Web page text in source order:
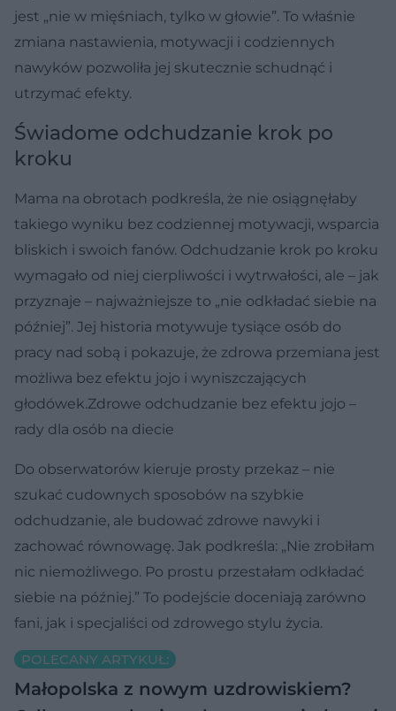
jest „nie w mięśniach, tylko w głowie”. To właśnie
zmiana nastawienia, motywacji i codziennych
nawyków pozwoliła jej skutecznie schudnąć i
utrzymać efekty.
Świadome odchudzanie krok po
kroku
Mama na obrotach podkreśla, że nie osiągnęłaby
takiego wyniku bez codziennej motywacji, wsparcia
bliskich i swoich fanów. Odchudzanie krok po kroku
wymagało od niej cierpliwości i wytrwałości, ale – jak
przyznaje – najważniejsze to „nie odkładać siebie na
później”. Jej historia motywuje tysiące osób do
pracy nad sobą i pokazuje, że zdrowa przemiana jest
możliwa bez efektu jojo i wyniszczających
głodówek.Zdrowe odchudzanie bez efektu jojo –
rady dla osób na diecie
Do obserwatorów kieruje prosty przekaz – nie
szukać cudownych sposobów na szybkie
odchudzanie, ale budować zdrowe nawyki i
zachować równowagę. Jak podkreśla: „Nie zrobiłam
nic niemożliwego. Po prostu przestałam odkładać
siebie na później.” To podejście doceniają zarówno
fani, jak i specjaliści od zdrowego stylu życia.
POLECANY ARTYKUŁ:
Małopolska z nowym uzdrowiskiem?